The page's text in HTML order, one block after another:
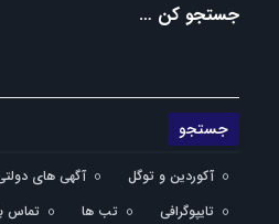
جستجو کن …
آکوردین و توگل آگهی های
تایپوگرافی
تب ها تماس